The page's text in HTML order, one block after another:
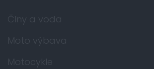
Člny a voda
Moto výbava
Motocykle